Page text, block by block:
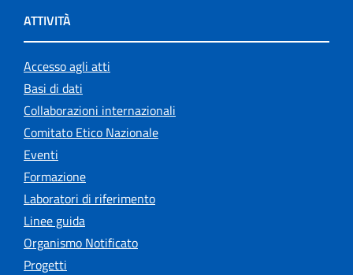
ATTIVITÀ
Accesso agli atti
Basi di dati
Collaborazioni internazionali
Comitato Etico Nazionale
Eventi
Formazione
Laboratori di riferimento
Linee guida
Organismo Notificato
Progetti